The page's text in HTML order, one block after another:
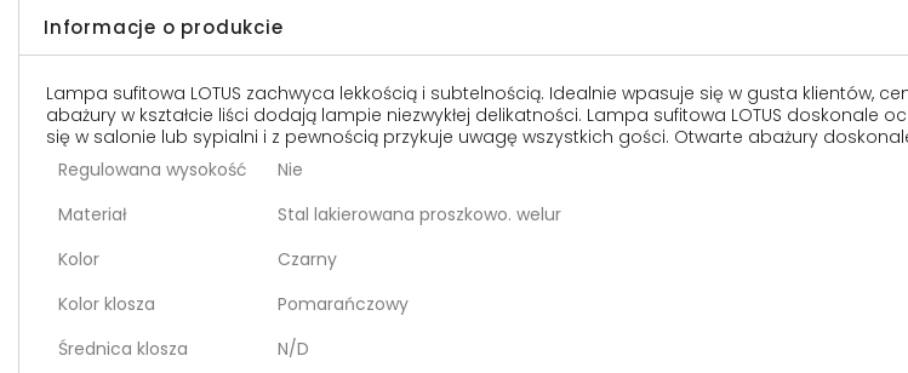
Informacje o produkcie
Lampa sufitowa LOTUS zachwyca lekkością i subtelnością. Idealnie wpasuje się w gusta klientów,
abażury w kształcie liści dodają lampie niezwykłej delikatności. Lampa sufitowa LOTUS
się w salonie lub sypialni i z pewnością przykuje uwagę wszystkich gości. Otwarte abażury
Regulowana wysokość
Nie
Materiał
Stal lakierowana proszkowo. welur
Kolor
Czarny
Kolor klosza
Pomarańczowy
Średnica klosza
N/D